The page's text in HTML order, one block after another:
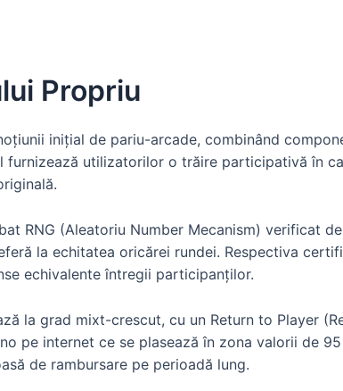
Propriu
inițial de pariu-arcade, combinând
utilizatorilor o trăire participativă în
RNG (Aleatoriu Number Mecanism) verificat
la echitatea oricărei rundei. Respectiva
echivalente întregii participanților.
la grad mixt-crescut, cu un Return to Player
pe internet ce se plasează în zona valorii de
de rambursare pe perioadă lung.